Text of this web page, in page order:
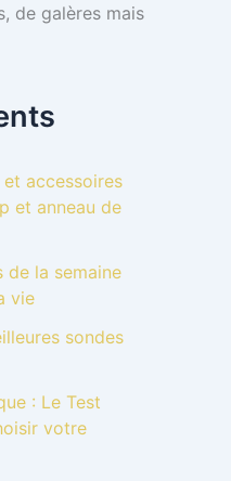
de galères mais
accessoires
et anneau de
de la semaine
vie
sondes
: Le Test
votre